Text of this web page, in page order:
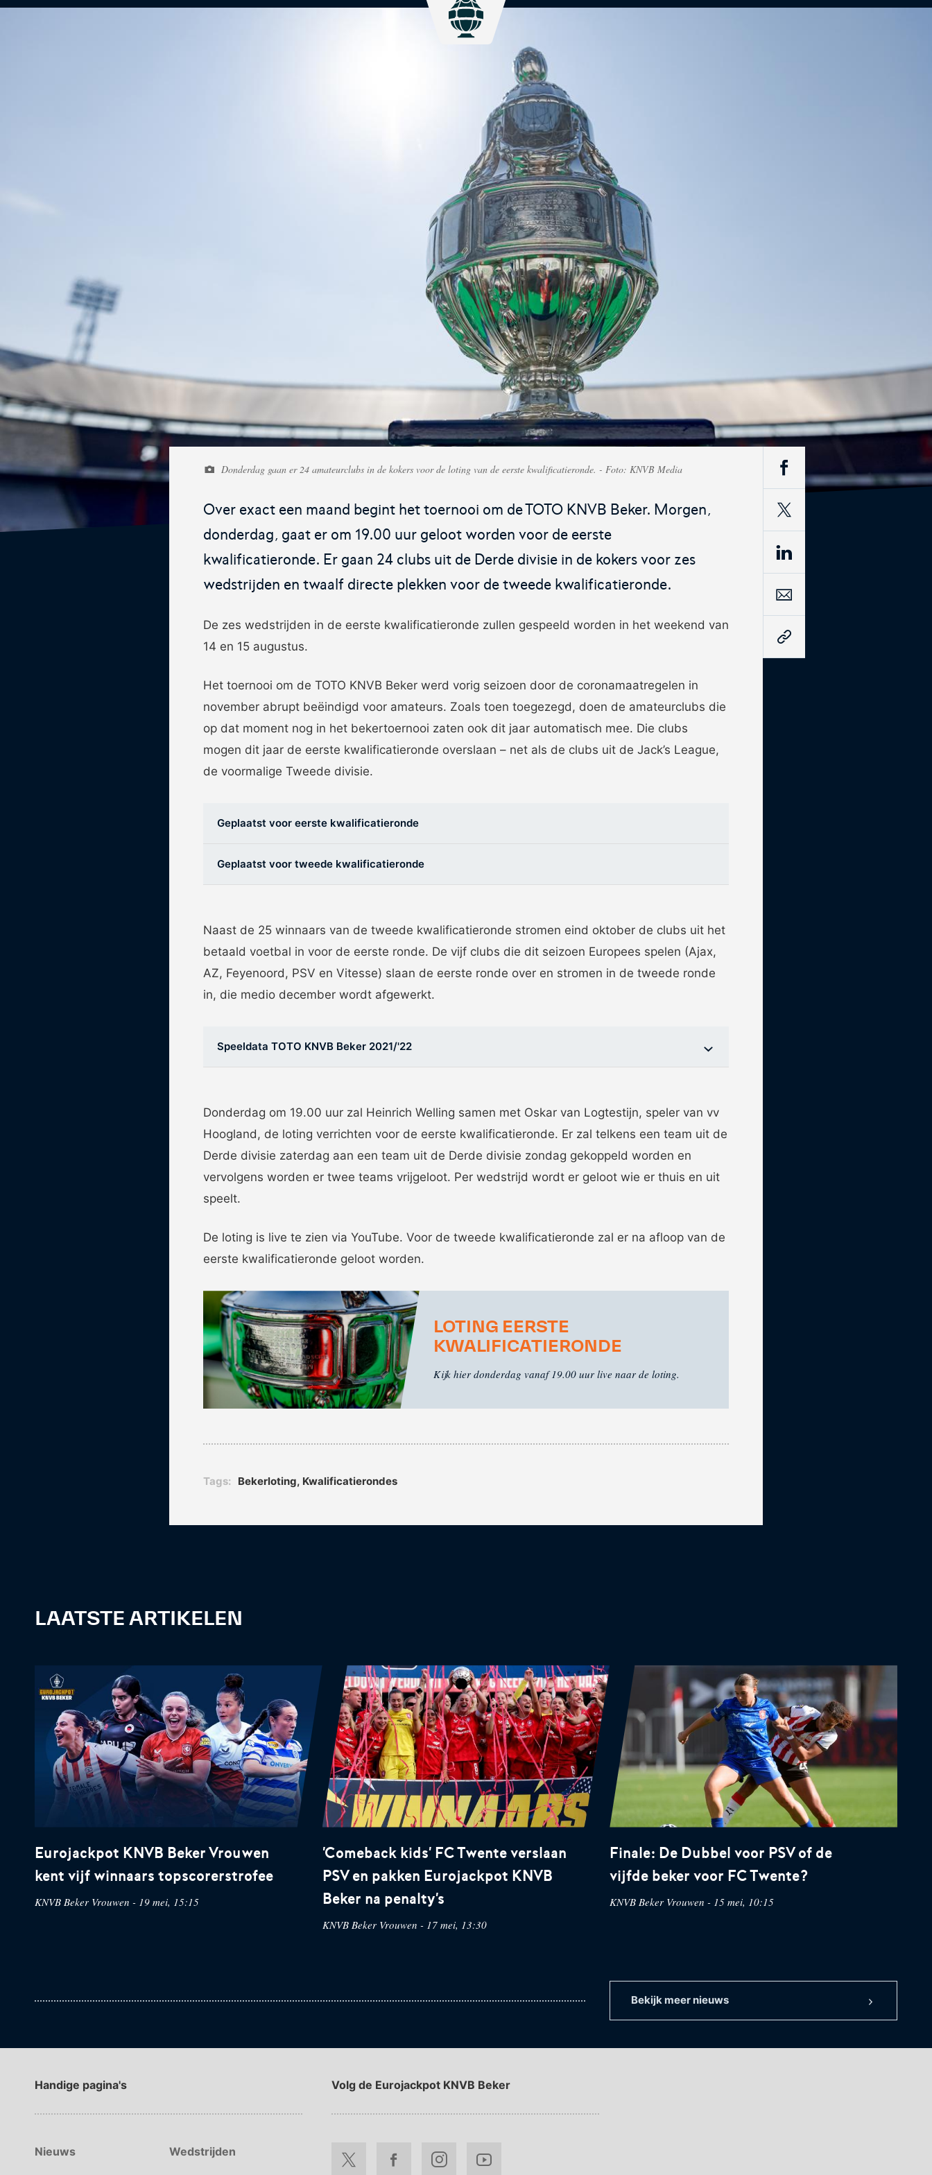
Het officiële kanaal van de Eurojackpot
Vrouwen Eredivisie met het laatste
nieuws, programma, standen en alle
KNVB Campus
Voor de teams van morgen.
KNVB Shop
De officiële webshop van de KNVB.
KNVB Ticketshop
KNVB. Koop hier je tickets voor Oranje en
Futsal Euro 2022
Futsal 2022.
Dugout
De digitale leeromgeving van de KNVB
Eén Tweetje
De online community voor bestuurders in
het amateurvoetbal.
Donderdag gaan er 24 amateurclubs in de kokers voor de loting van de eerste kwalificatieronde. - Foto: KNVB Media
Over exact een maand begint het toernooi om de TOTO KNVB Beker. Morgen,
donderdag, gaat er om 19.00 uur geloot worden voor de eerste
kwalificatieronde. Er gaan 24 clubs uit de Derde divisie in de kokers voor zes
wedstrijden en twaalf directe plekken voor de tweede kwalificatieronde.
De zes wedstrijden in de eerste kwalificatieronde zullen gespeeld worden in het weekend van
14 en 15 augustus.
Het toernooi om de TOTO KNVB Beker werd vorig seizoen door de coronamaatregelen in
november abrupt beëindigd voor amateurs. Zoals toen toegezegd, doen de amateurclubs die
op dat moment nog in het bekertoernooi zaten ook dit jaar automatisch mee. Die clubs
mogen dit jaar de eerste kwalificatieronde overslaan – net als de clubs uit de Jack’s League,
de voormalige Tweede divisie.
Geplaatst voor eerste kwalificatieronde
Geplaatst voor tweede kwalificatieronde
Naast de 25 winnaars van de tweede kwalificatieronde stromen eind oktober de clubs uit het
betaald voetbal in voor de eerste ronde. De vijf clubs die dit seizoen Europees spelen (Ajax,
AZ, Feyenoord, PSV en Vitesse) slaan de eerste ronde over en stromen in de tweede ronde
in, die medio december wordt afgewerkt.
Speeldata TOTO KNVB Beker 2021/'22
Donderdag om 19.00 uur zal Heinrich Welling samen met Oskar van Logtestijn, speler van vv
Hoogland, de loting verrichten voor de eerste kwalificatieronde. Er zal telkens een team uit de
Derde divisie zaterdag aan een team uit de Derde divisie zondag gekoppeld worden en
vervolgens worden er twee teams vrijgeloot. Per wedstrijd wordt er geloot wie er thuis en uit
speelt.
De loting is live te zien via YouTube. Voor de tweede kwalificatieronde zal er na afloop van de
eerste kwalificatieronde geloot worden.
LOTING EERSTE
KWALIFICATIERONDE
Kijk hier donderdag vanaf 19.00 uur live naar de loting.
Tags: Bekerloting, kwalificatierondes
LAATSTE ARTIKELEN
Eurojackpot KNVB Beker Vrouwen
kent vijf winnaars topscorerstrofee
KNVB Beker Vrouwen - 19 mei, 15:15
'Comeback kids' FC Twente verslaan
PSV en pakken Eurojackpot KNVB
Beker na penalty's
KNVB Beker Vrouwen - 17 mei, 13:30
Finale: De Dubbel voor PSV of de
vijfde beker voor FC Twente?
KNVB Beker Vrouwen - 15 mei, 10:15
Bekijk meer nieuws
Handige pagina's
Nieuws Wedstrijden
Volg de Eurojackpot KNVB Beker